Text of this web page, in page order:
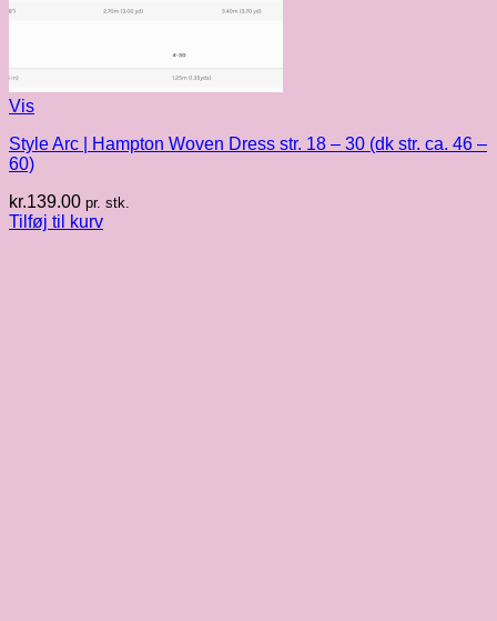
Vis
Style Arc | Hampton Woven Dress str. 18 – 30 (dk str. ca. 46 –
60)
kr.139.00 pr. stk.
Tilføj til kurv